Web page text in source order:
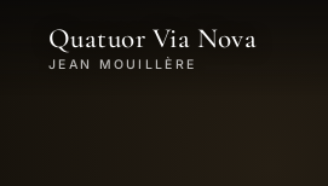
Quatuor Via Nova
JEAN MOUILLÈRE